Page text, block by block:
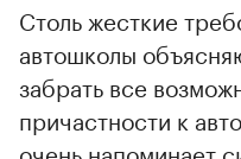
Столь жесткие
автошколы
забрать все
причастности к
очень напоминает